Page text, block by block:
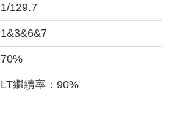
1/129.7
1&3&6&7
70%
LT繼續率：90%